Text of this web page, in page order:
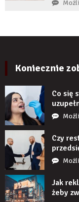
Koniecznie
Co się
Czy
Jak
żeby